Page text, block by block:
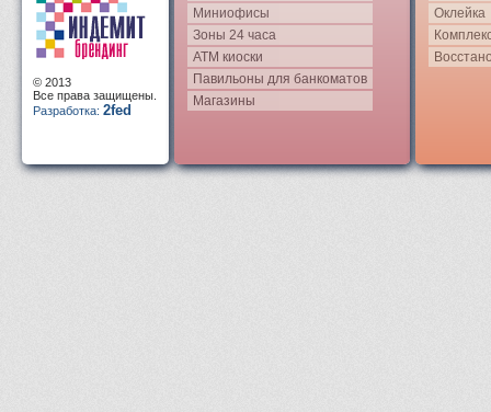
© 2013
Все права защищены.
Разработка: 2fed
Миниофисы
Зоны 24 часа
АТМ киоски
Павильоны для банкоматов
Магазины
Оклейка